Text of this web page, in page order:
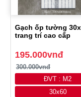
Gạch ốp tường
trang trí cao cấp
195.000vnđ
300.000vnđ
ĐVT : M2
30x60